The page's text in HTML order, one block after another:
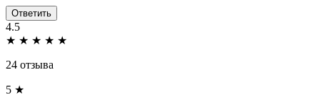
Ответить
4.5
★ ★ ★ ★ ★
24 отзыва
5 ★